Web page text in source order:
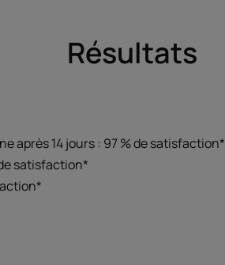
Résultats
après 14 jours : 97 % de satisfaction*
satisfaction*